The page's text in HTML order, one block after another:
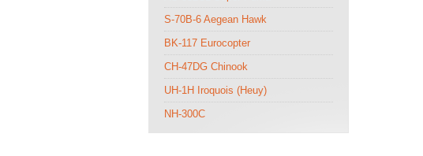
S-70B-6 Aegean Hawk
BK-117 Eurocopter
CH-47DG Chinook
UH-1H Iroquois (Heuy)
NH-300C